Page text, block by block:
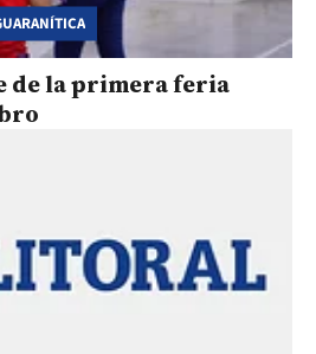
de la primera feria